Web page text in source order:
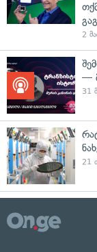
2
—
31
21